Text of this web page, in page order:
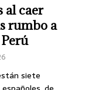
al caer
rumbo a
siete